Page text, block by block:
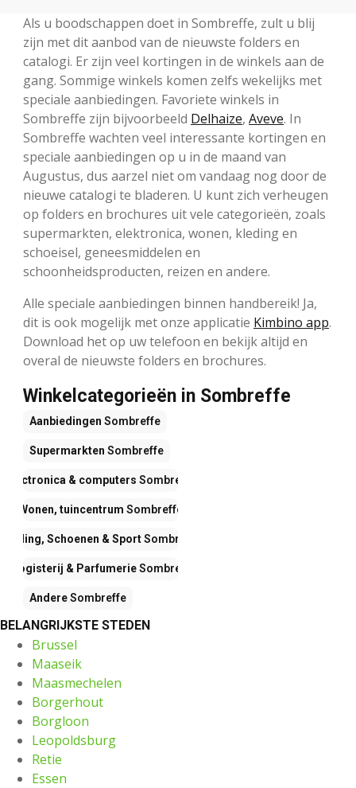
Als u boodschappen doet in Sombreffe, zult u blij
zijn met dit aanbod van de nieuwste folders en
catalogi. Er zijn veel kortingen in de winkels aan de
gang. Sommige winkels komen zelfs wekelijks met
speciale aanbiedingen. Favoriete winkels in
Sombreffe zijn bijvoorbeeld Delhaize, Aveve. In
Sombreffe wachten veel interessante kortingen en
speciale aanbiedingen op u in de maand van
Augustus, dus aarzel niet om vandaag nog door de
nieuwe catalogi te bladeren. U kunt zich verheugen
op folders en brochures uit vele categorieën, zoals
supermarkten, elektronica, wonen, kleding en
schoeisel, geneesmiddelen en
schoonheidsproducten, reizen en andere.
Alle speciale aanbiedingen binnen handbereik! Ja,
dit is ook mogelijk met onze applicatie Kimbino app.
Download het op uw telefoon en bekijk altijd en
overal de nieuwste folders en brochures.
Winkelcategorieën in Sombreffe
Aanbiedingen Sombreffe
Supermarkten Sombreffe
Electronica & computers Sombreffe
Wonen, tuincentrum Sombreffe
Kleding, Schoenen & SportSombreffe
Drogisterij & ParfumerieSombreffe
AndereSombreffe
BELANGRIJKSTE STEDEN
Brussel
Maaseik
Maasmechelen
Borgerhout
Borgloon
Leopoldsburg
Retie
Essen